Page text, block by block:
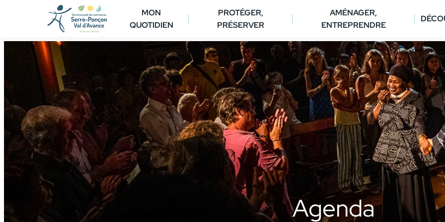
MON
QUOTIDIEN
PROTÉGER,
PRÉSERVER
AMÉNAGER,
ENTREPRENDRE
Agenda